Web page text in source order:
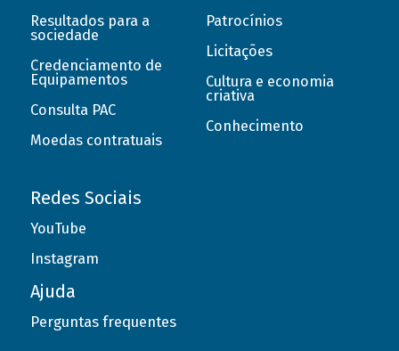
Resultados para a
sociedade
Credenciamento de
Equipamentos
Consulta PAC
Moedas contratuais
Patrocínios
Licitações
Cultura e economia
criativa
Conhecimento
Redes Sociais
YouTube
Instagram
Ajuda
Perguntas frequentes